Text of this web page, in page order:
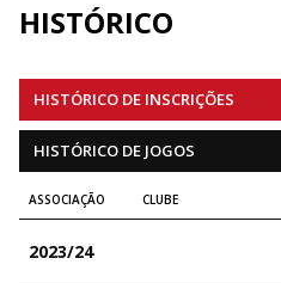
HISTÓRICO
HISTÓRICO DE INSCRIÇÕES
HISTÓRICO DE JOGOS
ASSOCIAÇÃO CLUBE
2023/24